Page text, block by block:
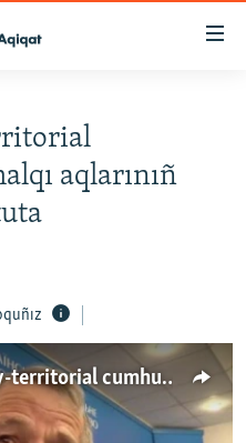
aqlarınıñ
Cemilev qırımtatar milliy-territorial cumhuriyeti aqqında (video)